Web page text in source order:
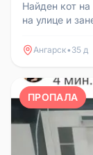
Найден кот
на улице и
Ангарск• 35 д
ПРОПАЛА